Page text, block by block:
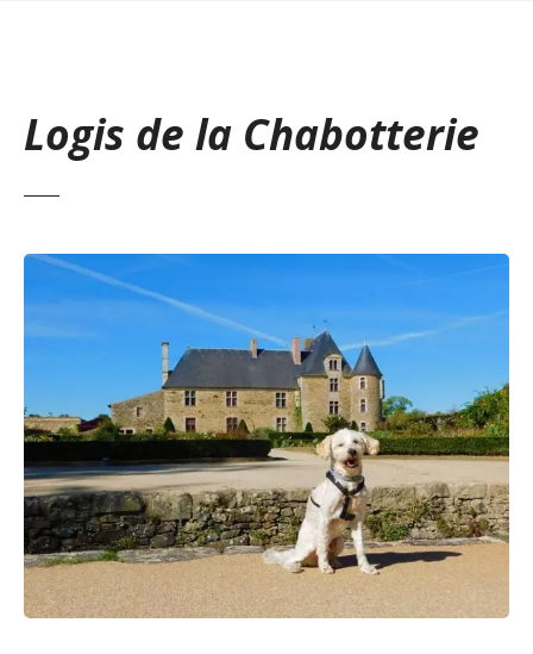
Logis de la Chabotterie